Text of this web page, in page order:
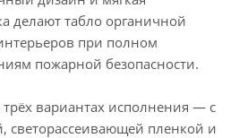
делают табло органичной
при полном
пожарной безопасности.
вариантах исполнения — с
светорассеивающей пленкой и